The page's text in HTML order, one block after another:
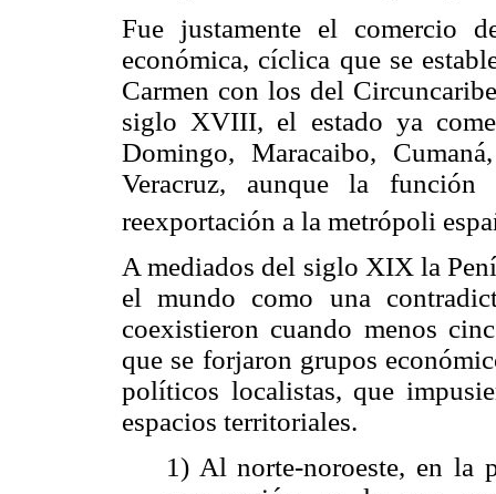
Fue justamente el comercio
económica, cíclica que se
Carmen con los del
siglo XVIII, el estado ya
Domingo, Maracaibo,
Veracruz, aunque la
reexportación a la metrópoli
A mediados del siglo XIX la
el mundo como una
coexistieron cuando menos
que se forjaron grupos
políticos localistas, que
espacios territoriales.
1) Al norte-noroeste, en la